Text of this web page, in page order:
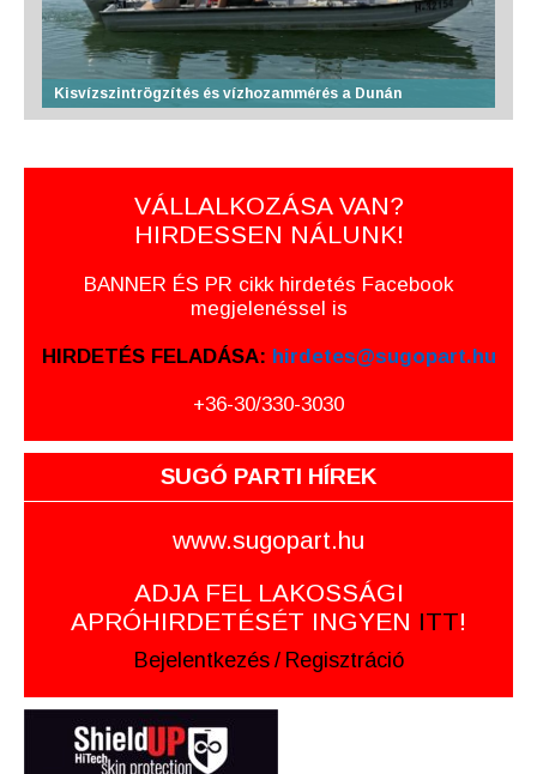
Kisvízszintrögzítés és vízhozammérés a Dunán
VÁLLALKOZÁSA VAN?
HIRDESSEN NÁLUNK!
BANNER ÉS PR cikk hirdetés Facebook
megjelenéssel is
HIRDETÉS FELADÁSA: hirdetes@sugopart.hu
+36-30/330-3030
SUGÓ PARTI HÍREK
www.sugopart.hu
ADJA FEL LAKOSSÁGI
APRÓHIRDETÉSÉT INGYEN ITT!
Bejelentkezés / Regisztráció